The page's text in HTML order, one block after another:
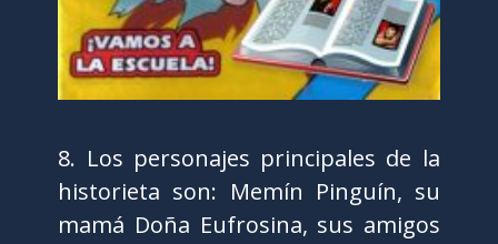
8. Los personajes principales de la
historieta son: Memín Pinguín, su
mamá Doña Eufrosina, sus amigos